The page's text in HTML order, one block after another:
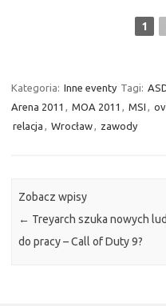
1
Kategoria: Inne eventy Tagi:
Arena 2011
MOA 2011 MSI
relacja
Wrocław zawody
Zobacz wpisy
← Treyarch szuka nowych
do pracy – Call of Duty 9?